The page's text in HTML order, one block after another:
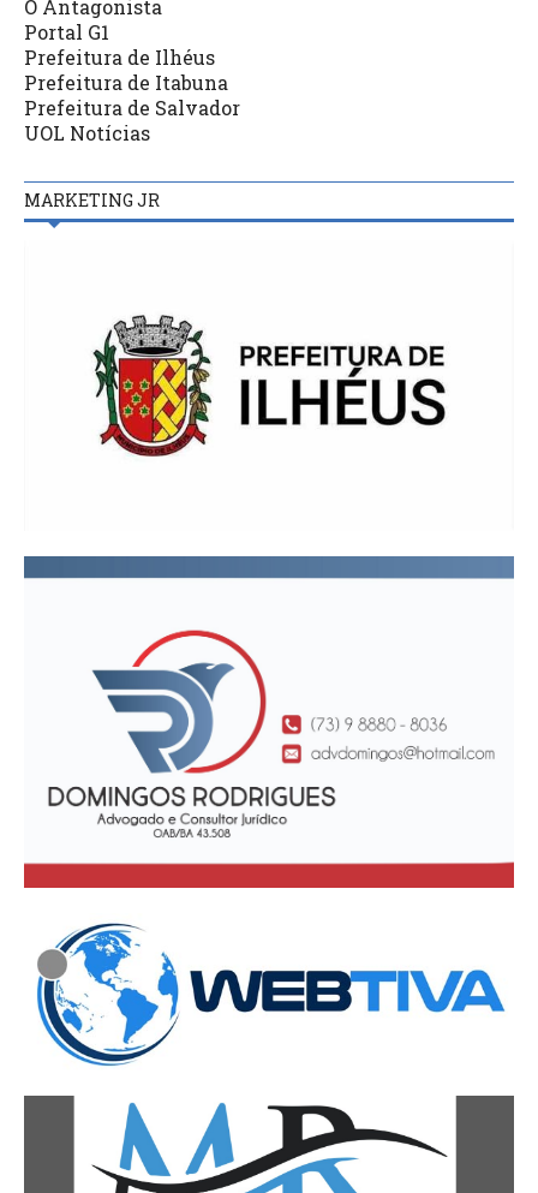
O Antagonista
Portal G1
Prefeitura de Ilhéus
Prefeitura de Itabuna
Prefeitura de Salvador
UOL Notícias
MARKETING JR